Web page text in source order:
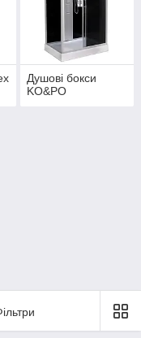
Душові бокси
KO&PO